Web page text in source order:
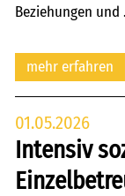
Beziehungen und
mehr erfahren
01.05.2026
Intensiv